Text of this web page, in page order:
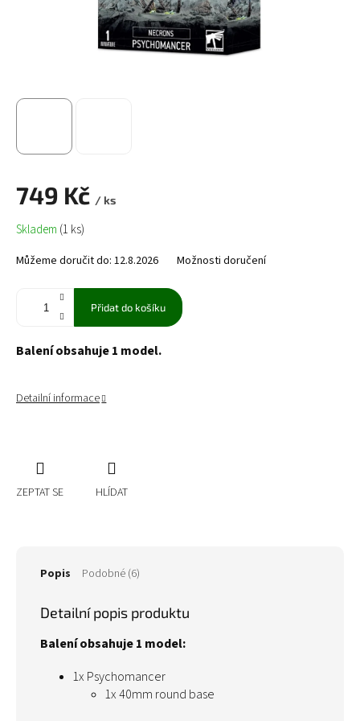
749 Kč / ks
Měrná
cena:
Skladem (1 ks)
Můžeme doručit do: 12.8.2026 Možnosti doručení
Přidat do košíku
Balení obsahuje 1 model.
Detailní informace
ZEPTAT SE HLÍDAT
Popis Podobné (6)
Detailní popis produktu
Balení obsahuje 1 model:
1x Psychomancer
1x 40mm round base